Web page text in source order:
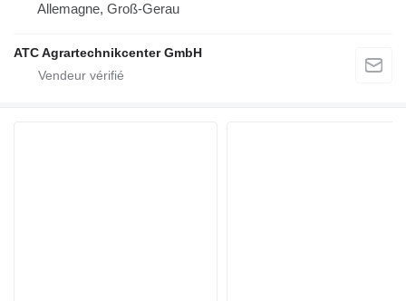
Allemagne, Groß-Gerau
ATC Agrartechnikcenter GmbH